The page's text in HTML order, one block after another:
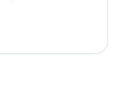
kutatásban. A
elnöke, és a
biomarkerek